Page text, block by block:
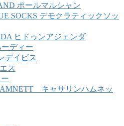
ポールマルシャン
SOCKS デモクラティックソッ
ヒドゥンアジェンダ
ーディー
デイビス
ス
キャサリンハムネッ